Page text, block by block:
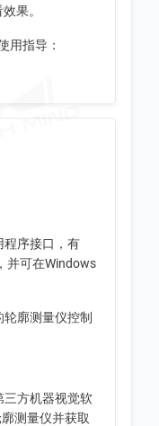
果。
用指导：
程序接口，有
并可在Windows
廓测量仪控制
三方机器视觉软
测量仪并获取